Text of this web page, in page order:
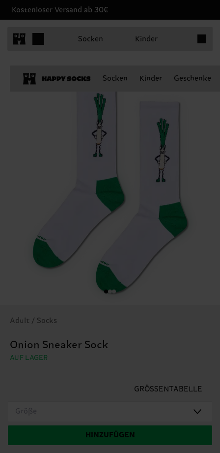
Kostenloser Versand ab 30€
Socken Kinder
Socken Kinder Geschenke
Adult / Socks
Onion Sneaker Sock
AUF LAGER
GRÖSSENTABELLE
Größe
HINZUFÜGEN